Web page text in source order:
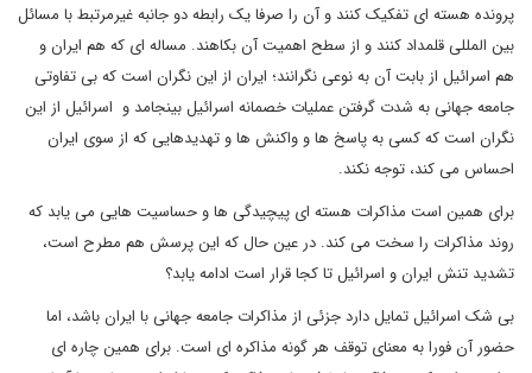
پرونده هسته ای تفکیک کنند و آن را صرفا یک رابطه دو جانبه غیرمرتبط با مسائل
بین المللی قلمداد کنند و از سطح اهمیت آن بکاهند. مساله ای که هم ایران و
هم اسرائیل از بابت آن به نوعی نگرانند؛ ایران از این نگران است که بی تفاوتی
جامعه جهانی به شدت گرفتن عملیات خصمانه اسرائیل بینجامد و اسرائیل از این
نگران است که کسی به پاسخ ها و واکنش ها و تهدیدهایی که از سوی ایران
احساس می کند، توجه نکند.
برای همین است مذاکرات هسته ای پیچیدگی ها و حساسیت هایی می یابد که
روند مذاکرات را سخت می کند. در عین حال که این پرسش هم مطرح است،
تشدید تنش ایران و اسرائیل تا کجا قرار است ادامه یابد؟
بی شک اسرائیل تمایل دارد جزئی از مذاکرات جامعه جهانی با ایران باشد، اما
حضور آن فورا به معنای توقف هر گونه مذاکره ای است. برای همین چاره ای